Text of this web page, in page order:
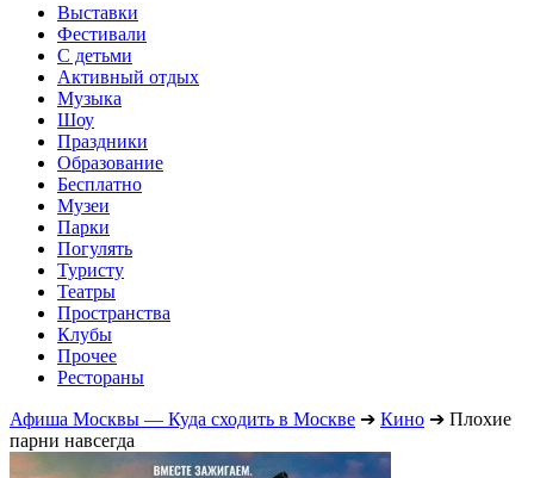
Выставки
Фестивали
С детьми
Активный отдых
Музыка
Шоу
Праздники
Образование
Бесплатно
Музеи
Парки
Погулять
Туристу
Театры
Пространства
Клубы
Прочее
Рестораны
Афиша Москвы — Куда сходить в Москве ➔ Кино ➔ Плохие
парни навсегда